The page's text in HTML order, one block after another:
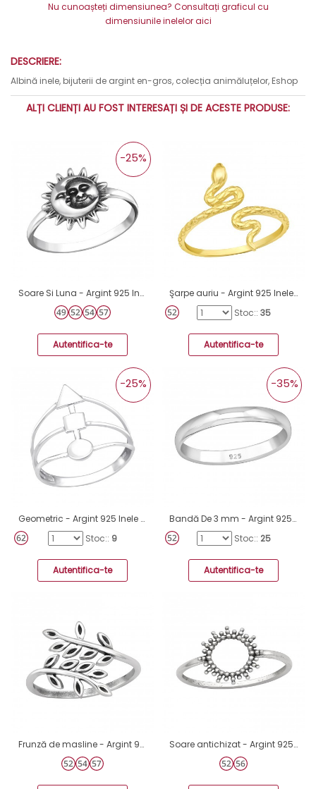
Nu cunoașteți dimensiunea? Consultați graficul cu
dimensiunile inelelor aici
DESCRIERE:
Albină inele, bijuterii de argint en-gros, colecția animăluțelor, Eshop
ALȚI CLIENȚI AU FOST INTERESAȚI ȘI DE ACESTE PRODUSE:
Soare Si Luna - Argint 925 Inele simple A4S32298
-25%
Autentifica-te
Şarpe auriu - Argint 925 Inele Simple A4S43016
Stoc:: 35
Autentifica-te
Geometric - Argint 925 Inele simple A4S38981
-25%
Stoc:: 9
Autentifica-te
Bandă De 3 mm - Argint 925 Inele simple A4S34073
-35%
Stoc:: 25
Autentifica-te
Frunză de masline - Argint 925 Inele Simple A4S45226 Soare antichizat - Argint 925 Inele Simple A4S45025